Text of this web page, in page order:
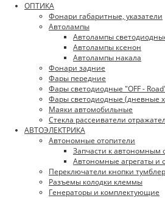
ОПТИКА
Фонари габаритные, указатели
Автолампы
Автолампы
Автолампы ксенон
Автолампы накала
Фонари задние
Фары передние
Фары светодиодные "OFF -
Фары светодиодные (дневные
Маяки автомобильные
Стекла рассеиватели
АВТОЭЛЕКТРИКА
Автономные отопители
Запчасти к автономным
Автономные агрегаты и
Переключатели кнопки
Разъемы колодки клеммы
Генераторы и комплектующие